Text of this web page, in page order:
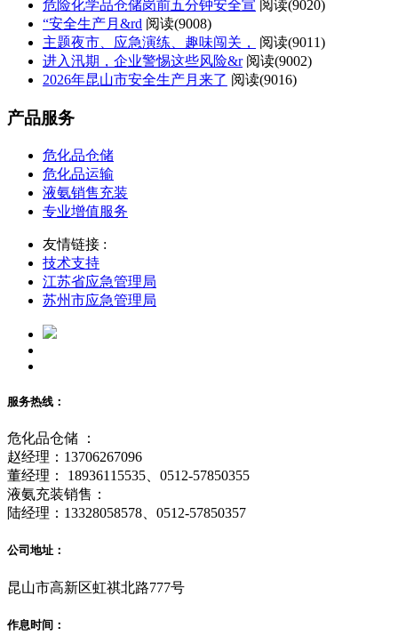
危险化学品仓储岗前五分钟安全宣 阅读(9020)
“安全生产月&rd 阅读(9008)
主题夜市、应急演练、趣味闯关，
阅读(9011)
进入汛期，企业警惕这些风险&r 阅读(9002)
2026年昆山市安全生产月来了 阅读(9016)
产品服务
危化品仓储
危化品运输
液氨销售充装
专业增值服务
友情链接 :
技术支持
江苏省应急管理局
苏州市应急管理局
服务热线：
危化品仓储 ：
赵经理：13706267096
董经理： 18936115535、0512-57850355
液氨充装销售：
陆经理：13328058578、0512-57850357
公司地址：
昆山市高新区虹祺北路777号
作息时间：